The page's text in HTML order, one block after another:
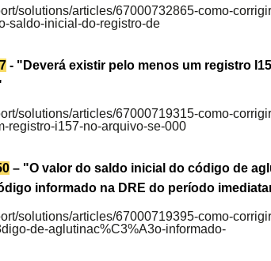
solutions/articles/67000732865-como-
saldo-inicial-do-registro-de
- "Deverá existir pelo menos um registro
solutions/articles/67000719315-como-
registro-i157-no-arquivo-se-000
– "O valor do saldo inicial do código de
informado na DRE do período
solutions/articles/67000719395-como-
de-aglutinac%C3%A3o-informado-